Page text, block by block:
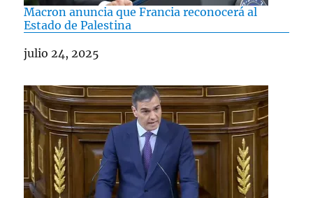
Macron anuncia que Francia reconocerá al
Estado de Palestina
Fecha
julio 24, 2025